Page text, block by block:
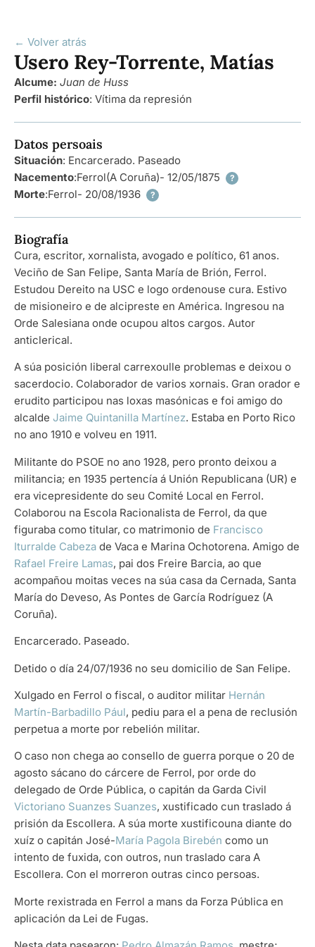
← Volver atrás
Usero Rey-Torrente, Matías
Alcume: Juan de Huss
Perfil histórico: Vítima da represión
Datos persoais
Situación: Encarcerado. Paseado
Nacemento:Ferrol(A Coruña)- 12/05/1875 ?
Morte:Ferrol- 20/08/1936 ?
Biografía
Cura, escritor, xornalista, avogado e político, 61 anos.
Veciño de San Felipe, Santa María de Brión, Ferrol.
Estudou Dereito na USC e logo ordenouse cura. Estivo
de misioneiro e de alcipreste en América. Ingresou na
Orde Salesiana onde ocupou altos cargos. Autor
anticlerical.
A súa posición liberal carrexoulle problemas e deixou o
sacerdocio. Colaborador de varios xornais. Gran orador e
erudito participou nas loxas masónicas e foi amigo do
alcalde Jaime Quintanilla Martínez. Estaba en Porto Rico
no ano 1910 e volveu en 1911.
Militante do PSOE no ano 1928, pero pronto deixou a
militancia; en 1935 pertencía á Unión Republicana (UR) e
era vicepresidente do seu Comité Local en Ferrol.
Colaborou na Escola Racionalista de Ferrol, da que
figuraba como titular, co matrimonio de Francisco
Iturralde Cabeza de Vaca e Marina Ochotorena. Amigo de
Rafael Freire Lamas, pai dos Freire Barcia, ao que
acompañou moitas veces na súa casa da Cernada, Santa
María do Deveso, As Pontes de García Rodríguez (A
Coruña).
Encarcerado. Paseado.
Detido o día 24/07/1936 no seu domicilio de San Felipe.
Xulgado en Ferrol o fiscal, o auditor militar Hernán
Martín-Barbadillo Pául, pediu para el a pena de reclusión
perpetua a morte por rebelión militar.
O caso non chega ao consello de guerra porque o 20 de
agosto sácano do cárcere de Ferrol, por orde do
delegado de Orde Pública, o capitán da Garda Civil
Victoriano Suanzes Suanzes, xustificado cun traslado á
prisión da Escollera. A súa morte xustificouna diante do
xuíz o capitán José-María Pagola Birebén como un
intento de fuxida, con outros, nun traslado cara A
Escollera. Con el morreron outras cinco persoas.
Morte rexistrada en Ferrol a mans da Forza Pública en
aplicación da Lei de Fugas.